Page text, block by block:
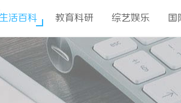
生活百科 教育科研 综艺娱乐 国